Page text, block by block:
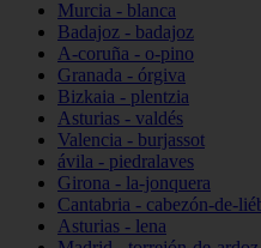
Murcia - blanca
Badajoz - badajoz
A-coruña - o-pino
Granada - órgiva
Bizkaia - plentzia
Asturias - valdés
Valencia - burjassot
ávila - piedralaves
Girona - la-jonquera
Cantabria - cabezón-de-
Asturias - lena